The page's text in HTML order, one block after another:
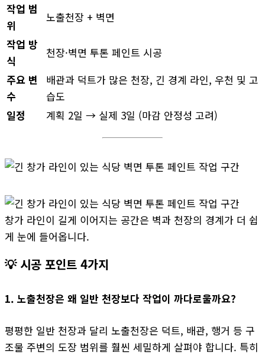
작업 범
위
노출천장 + 벽면
작업 방
식
천장·벽면 투톤 페인트 시공
주요 변
수
배관과 덕트가 많은 천장, 긴 경계 라인, 우천 및 고
습도
일정
계획 2일 → 실제 3일 (마감 안정성 고려)
창가 라인이 길게 이어지는 공간은 벽과 천장의 경계가 더 쉽
게 눈에 들어옵니다.
💡 시공 포인트 4가지
1. 노출천장은 왜 일반 천장보다 작업이 까다로울까요?
평평한 일반 천장과 달리 노출천장은 덕트, 배관, 행거 등 구
조물 주변의 도장 범위를 훨씬 세밀하게 살펴야 합니다. 특히